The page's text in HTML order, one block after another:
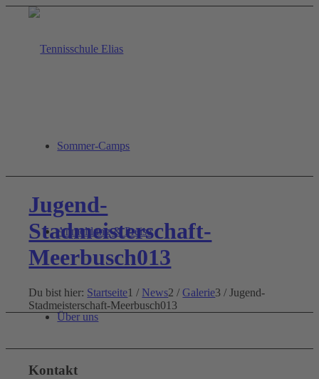
Sommer-Camps
Anmeldung & Preise
Über uns
Jugend-
Stadmeisterschaft-
Meerbusch013
Du bist hier: Startseite1 / News2 / Galerie3 / Jugend-
Stadmeisterschaft-Meerbusch013
Kontakt